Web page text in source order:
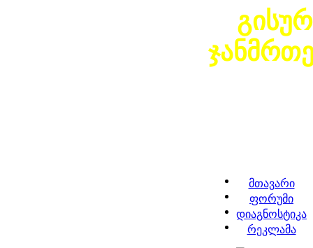
მთავარი
ფორუმი
დიაგნოსტიკა
რეკლამა